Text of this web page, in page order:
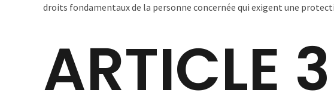
droits fondamentaux de la personne concernée qui exigent une
ARTICLE